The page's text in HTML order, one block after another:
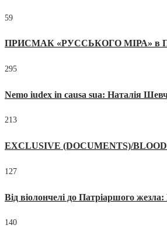
59
ПРИСМАК «РУССЬКОГО МІРА» в ПЦУ:
295
Nemo iudex in causa sua: Наталія
213
EXCLUSIVE (DOCUMENTS)/
127
Від віолончелі до Патріаршого
140